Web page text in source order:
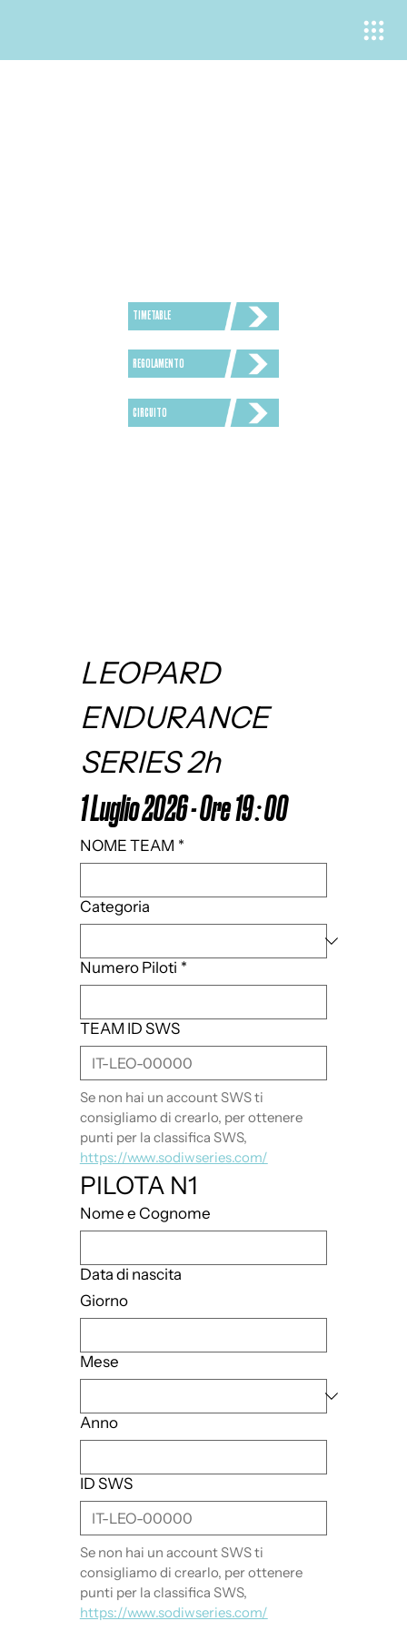
LEOPARD
ENDURANCE
SERIES 2h
1 Luglio 2026 - Ore 19:00
NOME TEAM *
Categoria
Numero Piloti *
TEAM ID SWS
Se non hai un account SWS ti
consigliamo di crearlo, per ottenere
https://www.sodiwseries.com/
PILOTA N1
Nome e Cognome
Data di nascita
Giorno
Mese
Anno
ID SWS
Se non hai un account SWS ti
consigliamo di crearlo, per ottenere
https://www.sodiwseries.com/
TIMETABLE
REGOLAMENTO
CIRCUITO